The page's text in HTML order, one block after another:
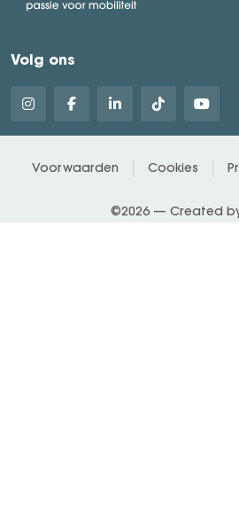
Volg ons
Voorwaarden Cookies
©2026 — Created